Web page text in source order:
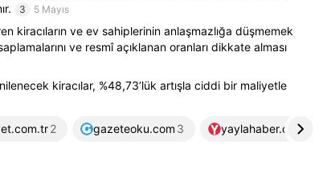
3 5 Mayıs
kiracıların ve ev sahiplerinin anlaşmazlığa düşmemek
ve resmî açıklanan oranları dikkate alması
kiracılar, %48,73’lük artışla ciddi bir maliyetle
2 gazeteoku.com 3 yaylahaber.com.tr